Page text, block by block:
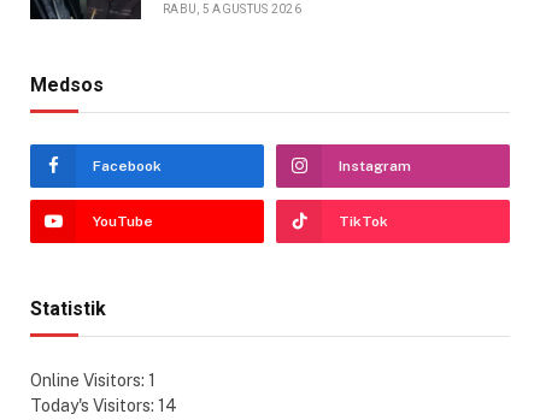
RABU, 5 AGUSTUS 2026
Medsos
Facebook Instagram
YouTube TikTok
Statistik
Online Visitors: 1
Today's Visitors: 14